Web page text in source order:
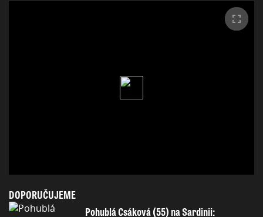
DOPORUČUJEME
Pohublá Csáková (55) na Sardinii: